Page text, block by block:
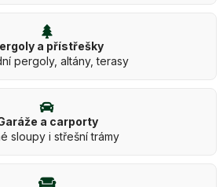
a přístřešky
pergoly, altány, terasy
a carporty
sloupy i střešní trámy